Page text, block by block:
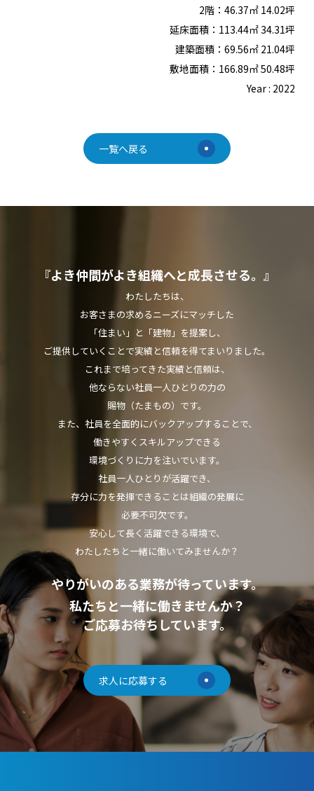
2階：46.37㎡ 14.02坪
延床面積：113.44㎡ 34.31坪
建築面積：69.56㎡ 21.04坪
敷地面積：166.89㎡ 50.48坪
Year : 2022
一覧へ戻る
『よき仲間がよき組織へと成長させる。』
わたしたちは、
お客さまの求めるニーズにマッチした
「住まい」と「建物」を提案し、
ご提供していくことで実績と信頼を得てまいりました。
これまで培ってきた実績と信頼は、
他ならない社員一人ひとりの力の
賜物（たまもの）です。
また、社員を全面的にバックアップすることで、
働きやすくスキルアップできる
環境づくりに力を注いでいます。
社員一人ひとりが活躍でき、
存分に力を発揮できることは組織の発展に
必要不可欠です。
安心して長く活躍できる環境で、
わたしたちと一緒に働いてみませんか？
やりがいのある業務が待っています。
私たちと一緒に働きませんか？
ご応募お待ちしています。
求人に応募する